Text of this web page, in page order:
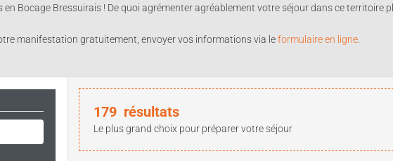
en Bocage Bressuirais ! De quoi agrémenter agréablement votre séjour dans ce territoire
manifestation gratuitement, envoyer vos informations via leformulaire en ligne
179 résultats
Le plus grand choix pour préparer votre séjour